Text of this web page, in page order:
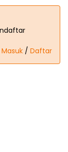
Masuk / Daftar